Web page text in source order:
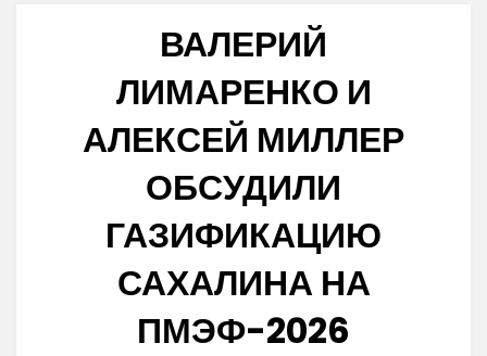
ВАЛЕРИЙ
ЛИМАРЕНКО И
АЛЕКСЕЙ МИЛЛЕР
ОБСУДИЛИ
ГАЗИФИКАЦИЮ
САХАЛИНА НА
ПМЭФ-2026